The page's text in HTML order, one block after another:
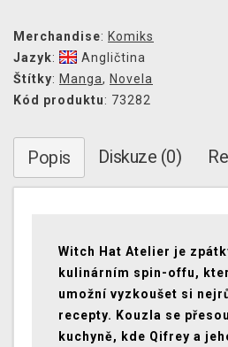
Merchandise: Komiks
Jazyk:
Angličtina
Štítky: Manga, Novela
Kód produktu: 73282
Popis Diskuze (0)
Witch Hat Atelier je
kulinárním spin-offu,
umožní vyzkoušet si
recepty. Kouzla se
kuchyně, kde Qifrey a